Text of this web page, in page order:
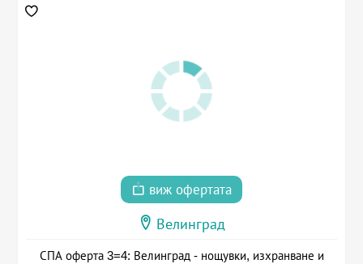
виж офертата
Велинград
СПА оферта 3=4: Велинград - нощувки, изхранване и